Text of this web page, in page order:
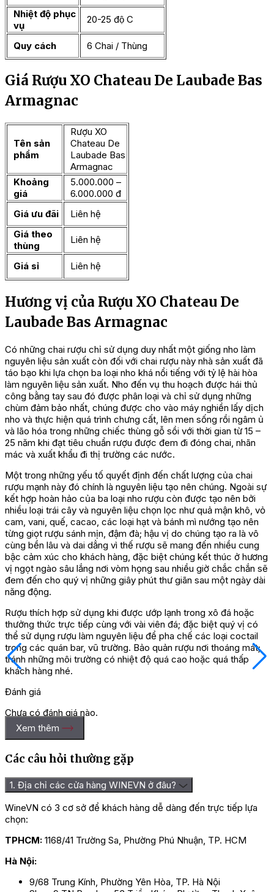
Nhiệt độ phục
vụ
20-25 độ C
Quy cách 6 Chai / Thùng
Giá Rượu XO Chateau De Laubade Bas
Armagnac
Tên sản
phẩm
Rượu XO
Chateau De
Laubade Bas
Armagnac
Khoảng
giá
5.000.000 –
6.000.000 đ
Giá ưu đãi
Liên hệ
Giá theo
thùng
Liên hệ
Giá sỉ Liên hệ
Hương vị của Rượu XO Chateau De
Laubade Bas Armagnac
Có những chai rượu chỉ sử dụng duy nhất một giống nho làm
nguyên liệu sản xuất còn đối với chai rượu này nhà sản xuất đã
táo bạo khi lựa chọn ba loại nho khá nổi tiếng với tỷ lệ hài hòa
làm nguyên liệu sản xuất. Nho đến vụ thu hoạch được hái thủ
công bằng tay sau đó được phân loại và chỉ sử dụng những
chùm đảm bảo nhất, chúng được cho vào máy nghiền lấy dịch
nho và thực hiện quá trình chưng cất, lên men sống rồi ngâm ủ
và lão hóa trong những chiếc thùng gỗ sồi với thời gian từ 15 –
25 năm khi đạt tiêu chuẩn rượu được đem đi đóng chai, nhãn
mác và xuất khẩu đi thị trường các nước.
Một trong những yếu tố quyết định đến chất lượng của chai
rượu mạnh này đó chính là nguyên liệu tạo nên chúng. Ngoài sự
kết hợp hoàn hảo của ba loại nho rượu còn được tạo nên bởi
nhiều loại trái cây và nguyên liệu chọn lọc như quả mận khô, vỏ
cam, vani, quế, cacao, các loại hạt và bánh mì nướng tạo nên
từng giọt rượu sánh mịn, đậm đà; hậu vị do chúng tạo ra là vô
cùng bền lâu và dai dẳng vì thế rượu sẽ mang đến nhiều cung
bậc cảm xúc cho khách hàng, đặc biệt chúng kết thúc ở hương
vị ngọt ngào sâu lắng nơi vòm họng sau nhiều giờ chắc chắn sẽ
đem đến cho quý vị những giây phút thư giãn sau một ngày dài
năng động.
Rượu thích hợp sử dụng khi được ướp lạnh trong xô đá hoặc
thưởng thức trực tiếp cùng với vài viên đá; đặc biệt quý vị có
thể sử dụng rượu làm nguyên liệu để pha chế các loại coctail
trong các quán bar, vũ trường. Bảo quản rượu nơi thoáng mát;
tránh những môi trường có nhiệt độ quá cao hoặc quá thấp
khách hàng nhé.
Đánh giá
Chưa có đánh giá nào.
Hãy là người đầu tiên nhận xét “Rượu XO Chateau De Laubade
Bạn phảiđăng nhậpđể gửi đánh giá.
Xem thêm
Các câu hỏi thường gặp
1. Địa chỉ các cửa hàng WINEVN ở đâu?
WineVN có 3 cơ sở để khách hàng dễ dàng đến trực tiếp lựa
chọn:
TPHCM: 1168/41 Trường Sa, Phường Phú Nhuận, TP. HCM
Hà Nội:
9/68 Trung Kính, Phường Yên Hòa, TP. Hà Nội